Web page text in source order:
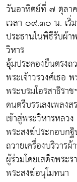
วันอาทิตย์ที่ ๗ ตุล
เวลา ๐๙.๓๐ น. เริ่
ประธานในพิธีรับผ้า
วิหาร
อุ้มประคองยืนตรง
พระเจ้าวรวงศ์เธอ
พระบรมโอรสาธิราช
ดนตรีบรรเลงเพลง
เข้าสู่พระวิหารหลว
พระสงฆ์ประกอบก
ถวายเครื่องบริวาร
ผู้ร่วมโดยเสด็จพระ
พระสงฆ์อนุโมทนา